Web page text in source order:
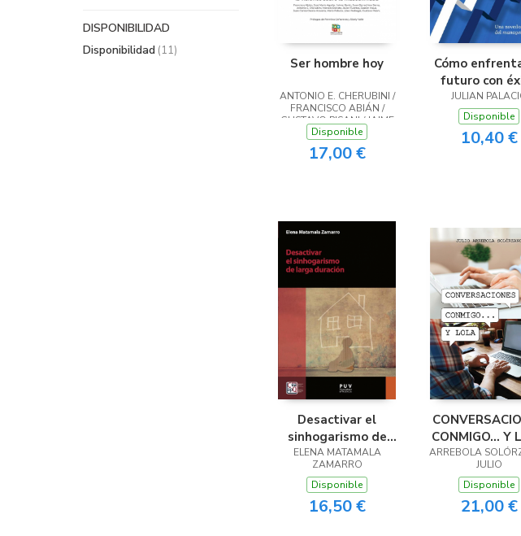
Ser hombre hoy
ANTONIO E. CHERUBINI /
FRANCISCO ABIÁN /
GUSTAVO PISANI / JAIME
BARÓN / JAVIER FUENTES
RAMÍREZ / JOSÉ MARÍA
AGUILAR / JUAN
DONATO / MARIO
Disponible
17,00 €
Cómo
futuro con
JULIAN
Disponible
10,40 €
Desactivar el
sinhogarismo de
larga duración
ELENA MATAMALA
ZAMARRO
Disponible
16,50 €
CONMIGO... Y
ARREBOLA
JULIO
Disponible
21,00 €
DISPONIBILIDAD
Disponibilidad (11)